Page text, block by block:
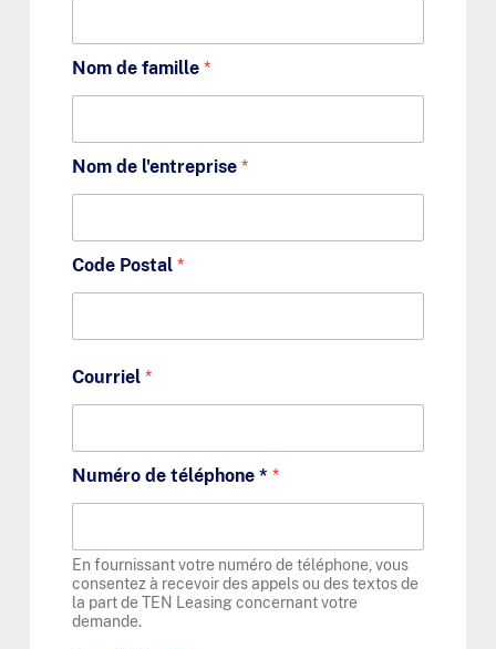
Nom de famille *
Nom de l'entreprise *
Code Postal *
Courriel *
Numéro de téléphone * *
En fournissant votre numéro de téléphone, vous
consentez à recevoir des appels ou des textos de
la part de TEN Leasing concernant votre
demande.